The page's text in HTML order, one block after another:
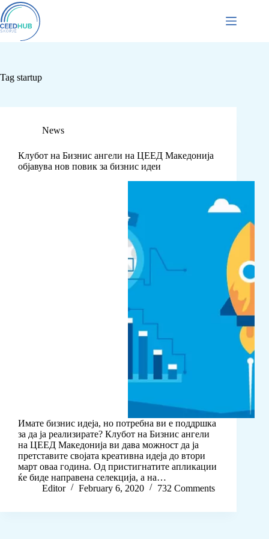
Tag startup
News
Клубот на Бизнис ангели на ЦЕЕД Македонија
објавува нов повик за бизнис идеи
Имате бизнис идеја, но потребна ви е поддршка
за да ја реализирате? Клубот на Бизнис ангели
на ЦЕЕД Македонија ви дава можност да ја
претставите својата креативна идеја до втори
март оваа година. Од пристигнатите апликации
ќе биде направена селекција, а на…
Editor
February 6, 2020 732 Comments